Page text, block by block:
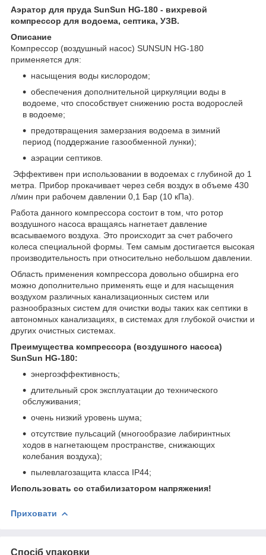
Аэратор для пруда SunSun HG-180 - вихревой
компрессор для водоема, септика, УЗВ.
Описание
Компрессор (воздушный насос) SUNSUN HG-180
применяется для:
насыщения воды кислородом;
обеспечения дополнительной циркуляции воды в
водоеме, что способствует снижению роста водорослей
в водоеме;
предотвращения замерзания водоема в зимний
период (поддержание газообменной лунки);
аэрации септиков.
Эффективен при использовании в водоемах с глубиной до 1
метра. Прибор прокачивает через себя воздух в объеме 430
л/мин при рабочем давлении 0,1 Бар (10 кПа).
Работа данного компрессора состоит в том, что ротор
воздушного насоса вращаясь нагнетает давление
всасываемого воздуха. Это происходит за счет рабочего
колеса специальной формы. Тем самым достигается высокая
производительность при относительно небольшом давлении.
Область применения компрессора довольно обширна его
можно дополнительно применять еще и для насыщения
воздухом различных канализационных систем или
разнообразных систем для очистки воды таких как септики в
автономных канализациях, в системах для глубокой очистки и
других очистных системах.
Преимущества компрессора (воздушного насоса)
SunSun HG-180:
энергоэффективность;
длительный срок эксплуатации до технического
обслуживания;
очень низкий уровень шума;
отсутствие пульсаций (многообразие лабиринтных
ходов в нагнетающем пространстве, снижающих
колебания воздуха);
пылевлагозащита класса IP44;
Использовать со стабилизатором напряжения!
Приховати
Спосіб упаковки